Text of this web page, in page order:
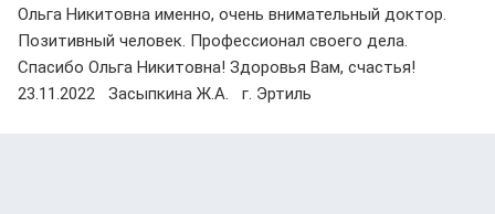
Ольга Никитовна именно, очень внимательный доктор.
Позитивный человек. Профессионал своего дела.
Спасибо Ольга Никитовна! Здоровья Вам, счастья!
23.11.2022 Засыпкина Ж.А. г. Эртиль